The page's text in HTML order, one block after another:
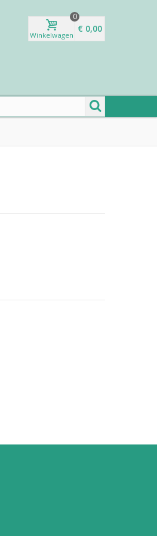
Winkelwagen
0
€ 0,00